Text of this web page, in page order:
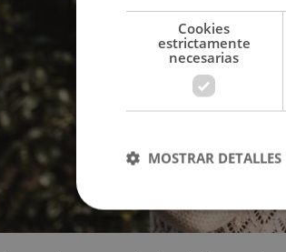
Cookies
estrictamente
necesarias
MOSTRAR DETALLES